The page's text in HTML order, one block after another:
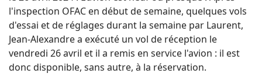
l'inspection OFAC en début de semaine, quelques vols
d'essai et de réglages durant la semaine par Laurent,
Jean-Alexandre a exécuté un vol de réception le
vendredi 26 avril et il a remis en service l'avion : il est
donc disponible, sans autre, à la réservation.